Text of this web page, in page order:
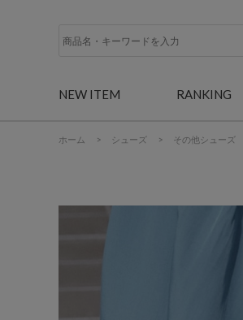
NEW ITEM RANKING
ホーム > シューズ > その他シューズ